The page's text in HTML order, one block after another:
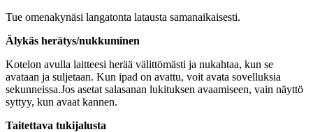
Tue omenakynäsi langatonta latausta samanaikaisesti.
Älykäs herätys/nukkuminen
Kotelon avulla laitteesi herää välittömästi ja nukahtaa, kun se
avataan ja suljetaan. Kun ipad on avattu, voit avata sovelluksia
sekunneissa.Jos asetat salasanan lukituksen avaamiseen, vain näyttö
syttyy, kun avaat kannen.
Taitettava tukijalusta